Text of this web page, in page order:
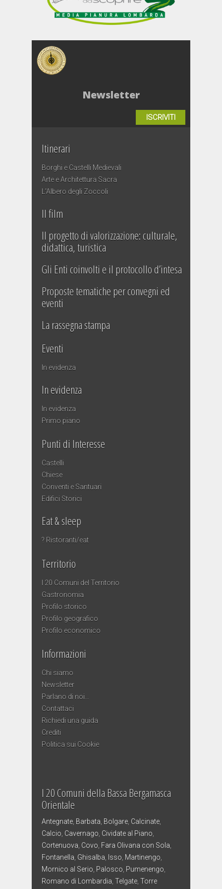
Newsletter
ISCRIVITI
Itinerari
Borghi e Castelli Medievali
Arte e Architettura Sacra
L’Albero degli Zoccoli
Il film
Il progetto di valorizzazione: culturale,
didattica, turistica
Gli Enti coinvolti e il protocollo d’intesa
Proposte tematiche per convegni ed
eventi
La rassegna stampa
Eventi
In evidenza
In evidenza
In evidenza
Primo piano
Punti di Interesse
Castelli
Chiese
Conventi e Santuari
Edifici Storici
Eat & sleep
? Ristoranti/eat
Territorio
I 20 Comuni del Territorio
Gastronomia
Profilo storico
Profilo geografico
Profilo economico
Informazioni
Chi siamo
Newsletter
Parlano di noi…
Contattaci
Richiedi una guida
Crediti
Politica sui Cookie
I 20 Comuni della Bassa Bergamasca
Orientale
Antegnate Barbata Bolgare Calcinate
Calcio Cavernago Cividate al Piano
Cortenuova Covo Fara Olivana con Sola
Fontanella Ghisalba Isso Martinengo
Mornico al Serio Palosco Pumenengo
Romano di Lombardia Telgate Torre